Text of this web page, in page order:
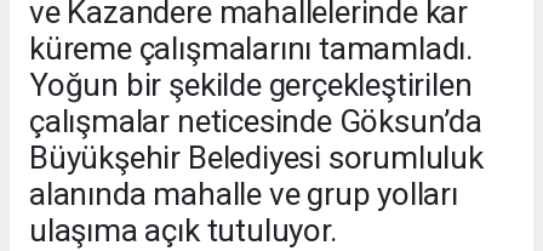
ve Kazandere mahallelerinde kar
küreme çalışmalarını tamamladı.
Yoğun bir şekilde gerçekleştirilen
çalışmalar neticesinde Göksun’da
Büyükşehir Belediyesi sorumluluk
alanında mahalle ve grup yolları
ulaşıma açık tutuluyor.